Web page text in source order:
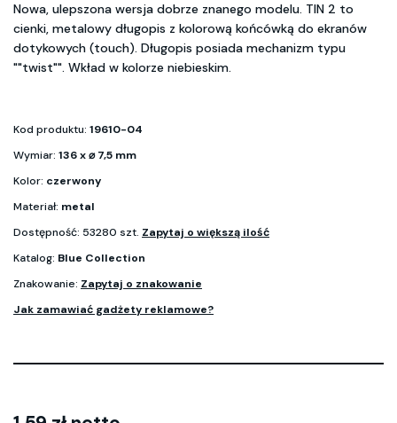
Nowa, ulepszona wersja dobrze znanego modelu. TIN 2 to
cienki, metalowy długopis z kolorową końcówką do ekranów
dotykowych (touch). Długopis posiada mechanizm typu
""twist"". Wkład w kolorze niebieskim.
Kod produktu: 19610-04
Wymiar: 136 x ⌀ 7,5 mm
Kolor: czerwony
Materiał: metal
Dostępność: 53280 szt. Zapytaj o większą ilość
Katalog: Blue Collection
Znakowanie: Zapytaj o znakowanie
Jak zamawiać gadżety reklamowe?